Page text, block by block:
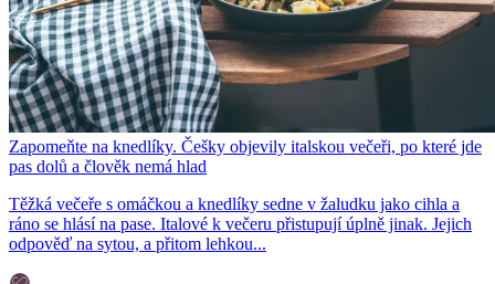
Zapomeňte na knedlíky. Češky objevily italskou večeři, po které jde
pas dolů a člověk nemá hlad
Těžká večeře s omáčkou a knedlíky sedne v žaludku jako cihla a
ráno se hlásí na pase. Italové k večeru přistupují úplně jinak. Jejich
odpověď na sytou, a přitom lehkou...